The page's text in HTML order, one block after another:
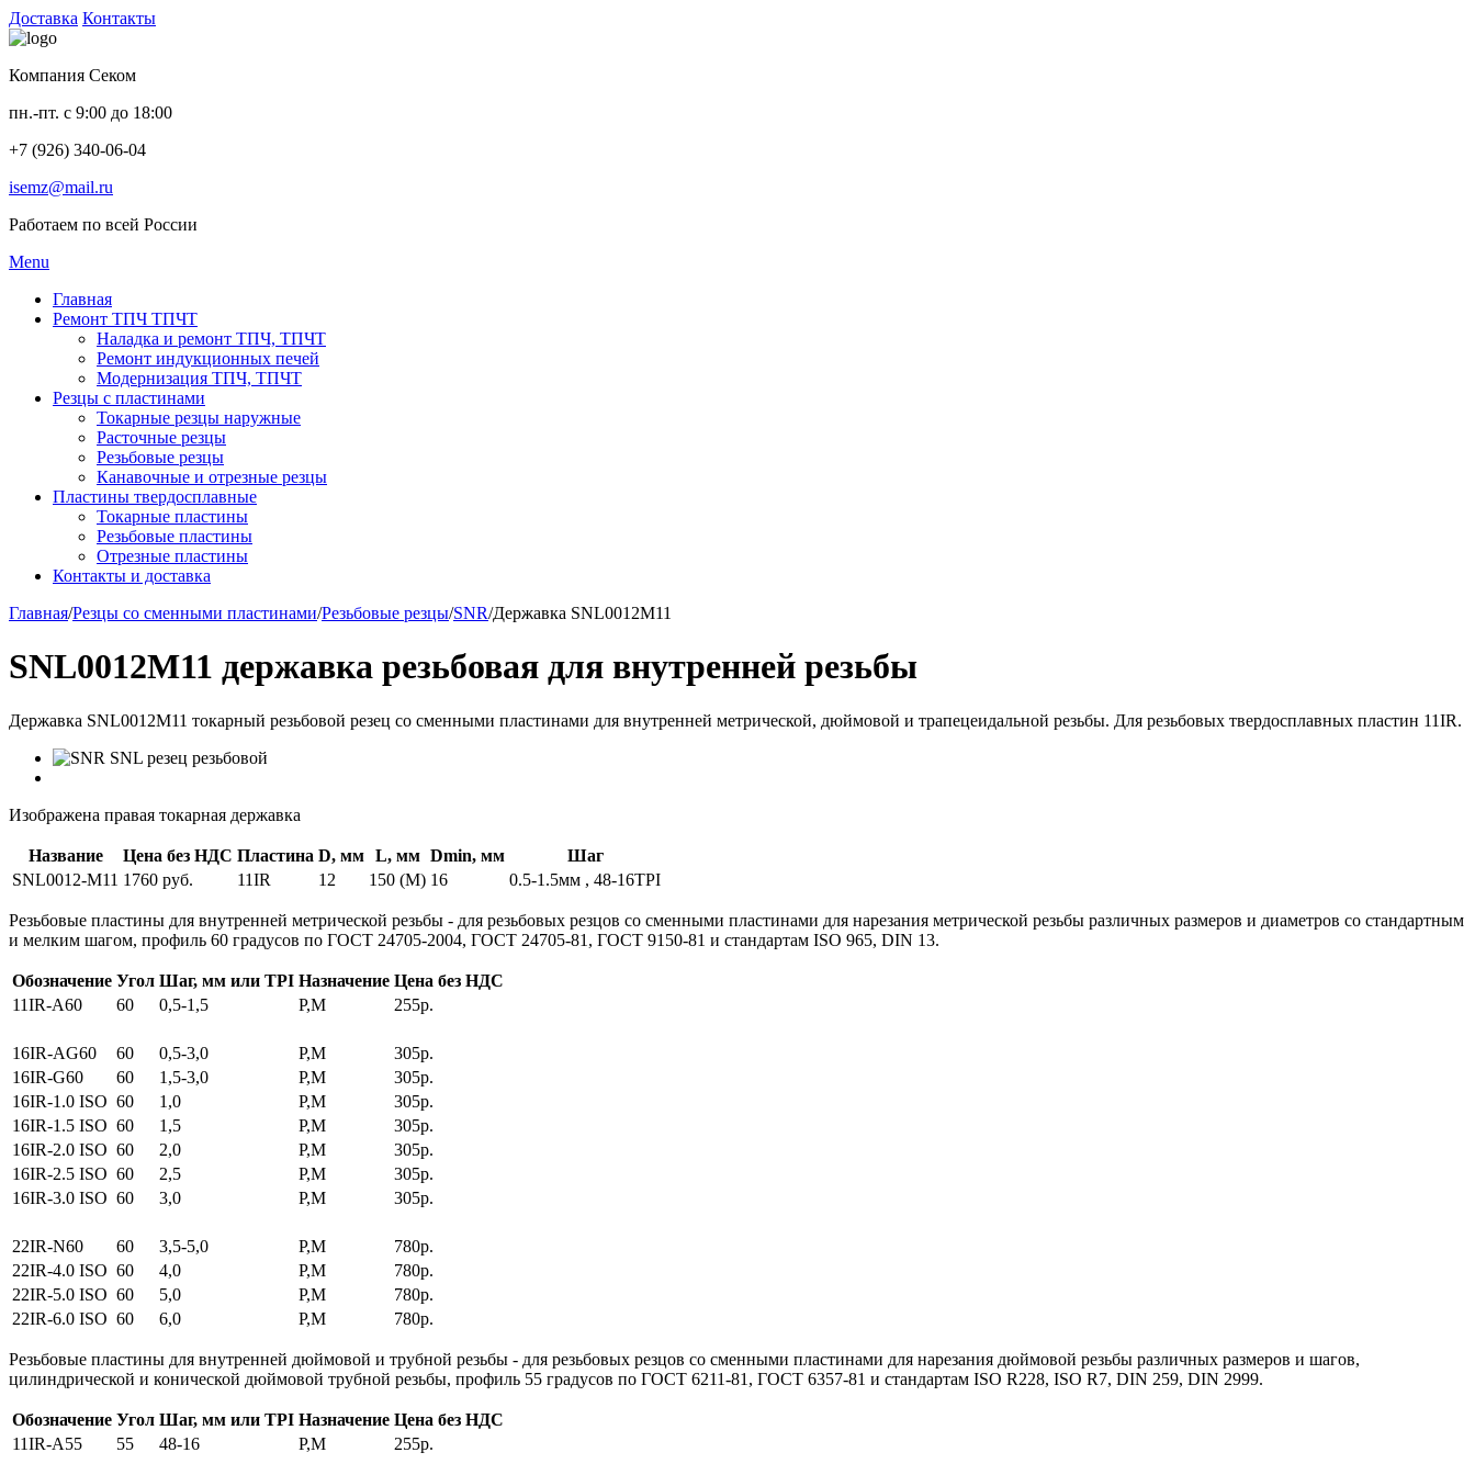
Доставка Контакты
Компания Секом
пн.-пт. с 9:00 до 18:00
+7 (926) 340-06-04
isemz@mail.ru
Работаем по всей России
Menu
Главная
Ремонт ТПЧ ТПЧТ
Наладка и ремонт ТПЧ, ТПЧТ
Ремонт индукционных печей
Модернизация ТПЧ, ТПЧТ
Резцы с пластинами
Токарные резцы наружные
Расточные резцы
Резьбовые резцы
Канавочные и отрезные резцы
Пластины твердосплавные
Токарные пластины
Резьбовые пластины
Отрезные пластины
Контакты и доставка
Главная/Резцы со сменными пластинами/Резьбовые резцы/SNR/Державка SNL0012M11
SNL0012M11 державка резьбовая для внутренней резьбы
Державка SNL0012M11 токарный резьбовой резец со сменными пластинами для внутренней метрической, дюймовой и трапецеидальной резьбы. Для резьбовых твердосплавных пластин 11IR.
Изображена правая токарная державка
Название Цена без НДС Пластина D, мм L, мм Dmin, мм
Шаг
SNL0012-M11 1760 руб. 11IR 12 150 (M) 16 0.5-1.5мм , 48-16TPI
Резьбовые пластины для внутренней метрической резьбы - для резьбовых резцов со сменными пластинами для нарезания метрической резьбы различных размеров и диаметров со стандартным
и мелким шагом, профиль 60 градусов по ГОСТ 24705-2004, ГОСТ 24705-81, ГОСТ 9150-81 и стандартам ISO 965, DIN 13.
Обозначение Угол Шаг, мм или TPI Назначение Цена без НДС
11IR-A60
60 0,5-1,5 P,M 255р.
16IR-AG60 60 0,5-3,0 P,M
305р.
16IR-G60
60 1,5-3,0 P,M
305р.
16IR-1.0 ISO 60 1,0 P,M
305р.
16IR-1.5 ISO 60 1,5 P,M
305р.
16IR-2.0 ISO 60 2,0 P,M
305р.
16IR-2.5 ISO 60 2,5 P,M
305р.
16IR-3.0 ISO 60 3,0 P,M 305р.
22IR-N60 60 3,5-5,0 P,M
780р.
22IR-4.0 ISO 60 4,0 P,M
780р.
22IR-5.0 ISO 60 5,0 P,M
780р.
22IR-6.0 ISO 60 6,0 P,M 780р.
Резьбовые пластины для внутренней дюймовой и трубной резьбы - для резьбовых резцов со сменными пластинами для нарезания дюймовой резьбы различных размеров и шагов,
цилиндрической и конической дюймовой трубной резьбы, профиль 55 градусов по ГОСТ 6211-81, ГОСТ 6357-81 и стандартам ISO R228, ISO R7, DIN 259, DIN 2999.
Обозначение Угол Шаг, мм или TPI Назначение Цена без НДС
11IR-A55
55 48-16 P,M 255р.